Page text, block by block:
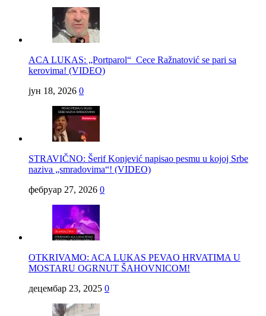
ACA LUKAS: „Portparol“ Cece Ražnatović se pari sa
kerovima! (VIDEO)
јун 18, 2026 0
STRAVIČNO: Šerif Konjević napisao pesmu u kojoj Srbe
naziva „smradovima“! (VIDEO)
фебруар 27, 2026 0
OTKRIVAMO: ACA LUKAS PEVAO HRVATIMA U
MOSTARU OGRNUT ŠAHOVNICOM!
децембар 23, 2025 0